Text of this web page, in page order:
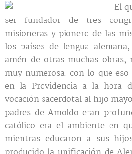
El
ser fundador de tres
misioneras y pionero de las
los países de lengua
amén de otras muchas
muy numerosa, con lo que
en la Providencia a la hora
vocación sacerdotal al hijo
padres de Amoldo eran
católico era el ambiente en
mientras educaron a sus